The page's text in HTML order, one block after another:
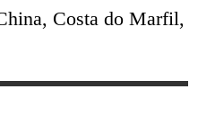
Costa do Marfil,